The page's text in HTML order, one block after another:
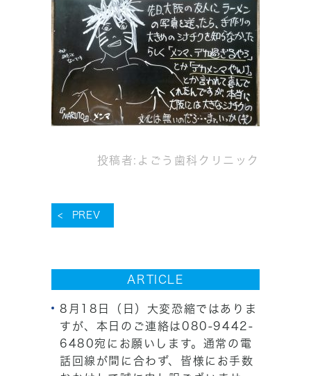
投稿者: よごう歯科クリニック
PREV
ARTICLE
8月18日（日）大変恐縮ではありま
すが、本日のご連絡は080-9442-
6480宛にお願いします。通常の電
話回線が間に合わず、皆様にお手数